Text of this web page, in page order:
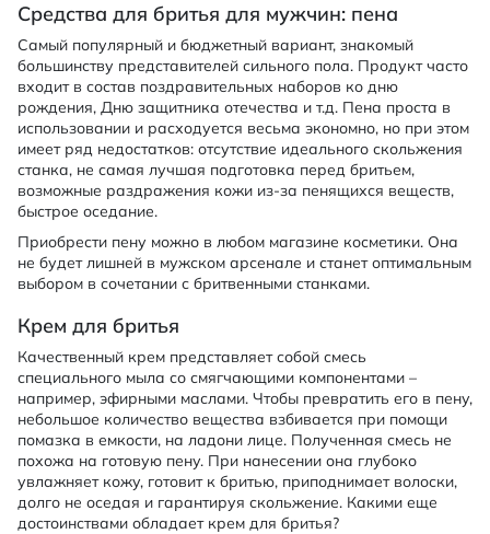
Средства для бритья для мужчин: пена
Самый популярный и бюджетный вариант, знакомый
большинству представителей сильного пола. Продукт часто
входит в состав поздравительных наборов ко дню
рождения, Дню защитника отечества и т.д. Пена проста в
использовании и расходуется весьма экономно, но при этом
имеет ряд недостатков: отсутствие идеального скольжения
станка, не самая лучшая подготовка перед бритьем,
возможные раздражения кожи из-за пенящихся веществ,
быстрое оседание.
Приобрести пену можно в любом магазине косметики. Она
не будет лишней в мужском арсенале и станет оптимальным
выбором в сочетании с бритвенными станками.
Крем для бритья
Качественный крем представляет собой смесь
специального мыла со смягчающими компонентами –
например, эфирными маслами. Чтобы превратить его в пену,
небольшое количество вещества взбивается при помощи
помазка в емкости, на ладони лице. Полученная смесь не
похожа на готовую пену. При нанесении она глубоко
увлажняет кожу, готовит к бритью, приподнимает волоски,
долго не оседая и гарантируя скольжение. Какими еще
достоинствами обладает крем для бритья?